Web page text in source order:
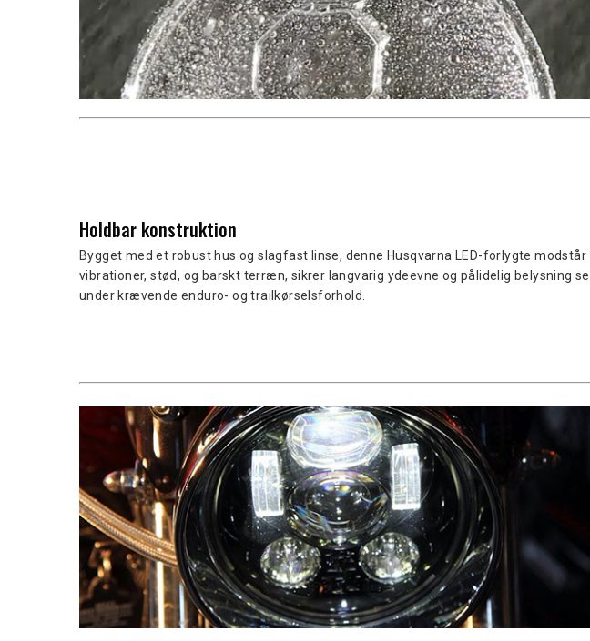
Holdbar konstruktion
Bygget med et robust hus og slagfast linse, denne Husqvarna LED-forlygte modstår
vibrationer, stød, og barskt terræn, sikrer langvarig ydeevne og pålidelig belysning
under krævende enduro- og trailkørselsforhold.